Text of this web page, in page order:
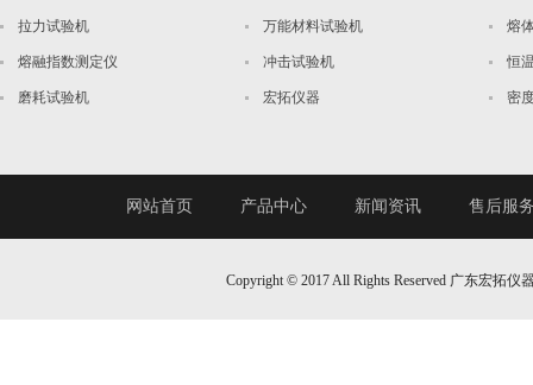
拉力试验机 万能材料试验机 熔
熔融指数测定仪 冲击试验机 恒
磨耗试验机 宏拓仪器 密
网站首页 产品中心 新闻资讯 售后服
Copyright © 2017 All Rights Reserved 广东宏拓